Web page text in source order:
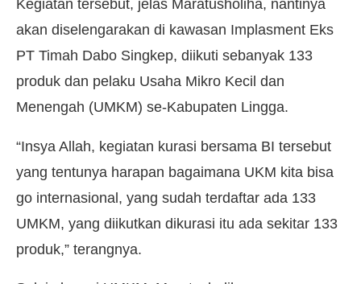
Kegiatan tersebut, jelas Maratusholiha, nantinya
akan diselengarakan di kawasan Implasment Eks
PT Timah Dabo Singkep, diikuti sebanyak 133
produk dan pelaku Usaha Mikro Kecil dan
Menengah (UMKM) se-Kabupaten Lingga.
“Insya Allah, kegiatan kurasi bersama BI tersebut
yang tentunya harapan bagaimana UKM kita bisa
go internasional, yang sudah terdaftar ada 133
UMKM, yang diikutkan dikurasi itu ada sekitar 133
produk,” terangnya.